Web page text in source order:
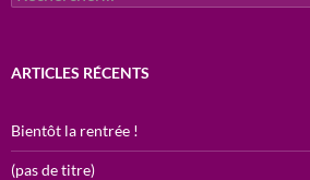
ARTICLES RÉCENTS
Bientôt la rentrée !
(pas de titre)